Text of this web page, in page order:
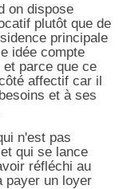
on dispose
plutôt que de
principale
idée compte
parce que ce
affectif car il
et à ses
n'est pas
qui se lance
réfléchi au
payer un loyer